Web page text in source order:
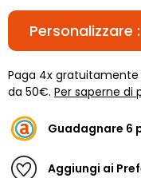
Personalizzare :
Paga 4x gratuitamente
da 50€. Per saperne di
Guadagnare 6
Aggiungi ai